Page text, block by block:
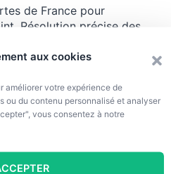
aux cookies
améliorer votre expérience de
ou du contenu personnalisé et analyser
vous consentez à notre
de France pour
Résolution précise des
PPTX contenant 5
et prêtes à